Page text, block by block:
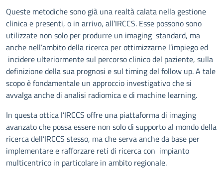
Queste metodiche sono già una realtà calata nella gestione
clinica e presenti, o in arrivo, all’IRCCS. Esse possono sono
utilizzate non solo per produrre un imaging standard, ma
anche nell’ambito della ricerca per ottimizzarne l’impiego ed
incidere ulteriormente sul percorso clinico del paziente, sulla
definizione della sua prognosi e sul timing del follow up. A tale
scopo è fondamentale un approccio investigativo che si
avvalga anche di analisi radiomica e di machine learning.
In questa ottica l’IRCCS offre una piattaforma di imaging
avanzato che possa essere non solo di supporto al mondo della
ricerca dell’IRCCS stesso, ma che serva anche da base per
implementare e rafforzare reti di ricerca con impianto
multicentrico in particolare in ambito regionale.